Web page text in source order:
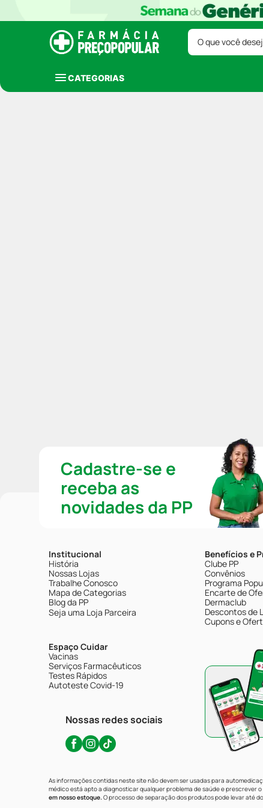
O que você
CATEGORIAS
Cadastre-se e
receba as
novidades da PP
Institucional
História
Nossas Lojas
Trabalhe Conosco
Mapa de Categorias
Blog da PP
Seja uma Loja Parceira
Espaço Cuidar
Vacinas
Serviços Farmacêuticos
Testes Rápidos
Autoteste Covid-19
Nossas redes sociais
Benefícios e
Clube PP
Convênios
Programa
Encarte de
Dermaclub
Descontos de
Cupons e
As informações contidas neste site não devem ser usadas para
médico está apto a diagnosticar qualquer problema de saúde e prescrever
em nosso estoque.O processo de separação dos produtos pode levar até